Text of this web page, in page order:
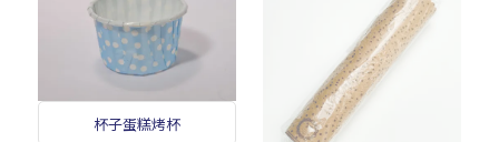
杯子蛋糕烤杯